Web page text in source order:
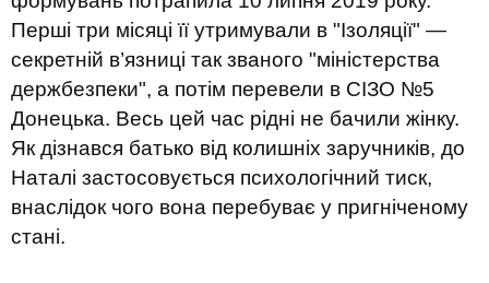
Перші три місяці її утримували в "Ізоляції" —
секретній в’язниці так званого "міністерства
держбезпеки", а потім перевели в СІЗО №5
Донецька. Весь цей час рідні не бачили жінку.
Як дізнався батько від колишніх заручників, до
Наталі застосовується психологічний тиск,
внаслідок чого вона перебуває у пригніченому
стані.